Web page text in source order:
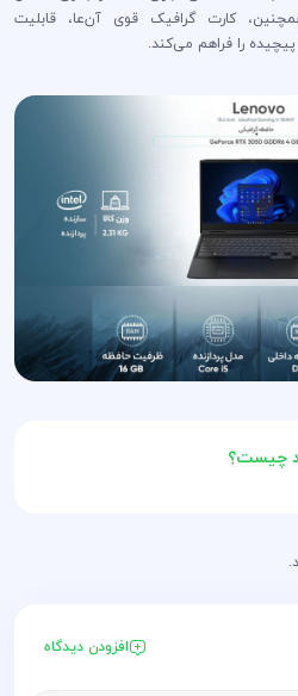
کارت گرافیک قوی آن‌عا، قابلیت
را فراهم می‌کند.
چیست؟
افزودن دیدگاه